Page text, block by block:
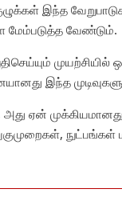
இந்த
வேண்டும்.
இந்த
ஏன்
நுட்பங்கள்